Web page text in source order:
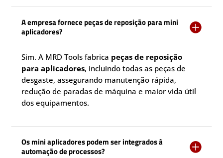
A empresa fornece peças de reposição para mini
aplicadores?

Sim. A MRD Tools fabrica peças de reposição
para aplicadores, incluindo todas as peças de
desgaste, assegurando manutenção rápida,
redução de paradas de máquina e maior vida útil
dos equipamentos.
Os mini aplicadores podem ser integrados à
automação de processos?
